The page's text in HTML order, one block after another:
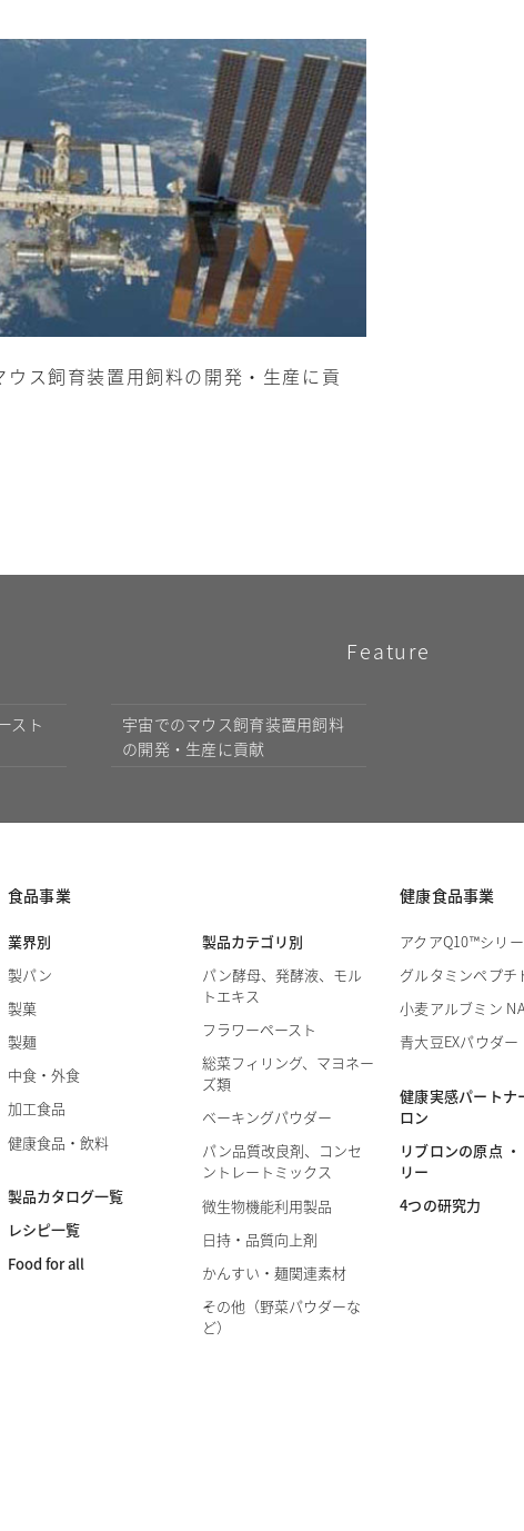
ウス飼育装置用飼料の開発・生産に貢
Feature
スト
宇宙でのマウス飼育装置用飼料
の開発・生産に貢献
食品事業
業界別
製パン
製菓
製麺
中食・外食
加工食品
健康食品・飲料
製品カタログ一覧
レシピ一覧
Food for all
製品カテゴリ別
パン酵母、発酵液、モル
トエキス
フラワーペースト
総菜フィリング、マヨネー
ズ類
ベーキングパウダー
パン品質改良剤、コンセ
ントレートミックス
微生物機能利用製品
日持・品質向上剤
かんすい・麺関連素材
その他（野菜パウダーな
ど）
健康食品事業
アクアQ10™シリ
グルタミンペプチ
小麦アルブミン
青大豆EXパウダー
健康実感パートナ
ロン
リブロンの原点
リー
4つの研究力